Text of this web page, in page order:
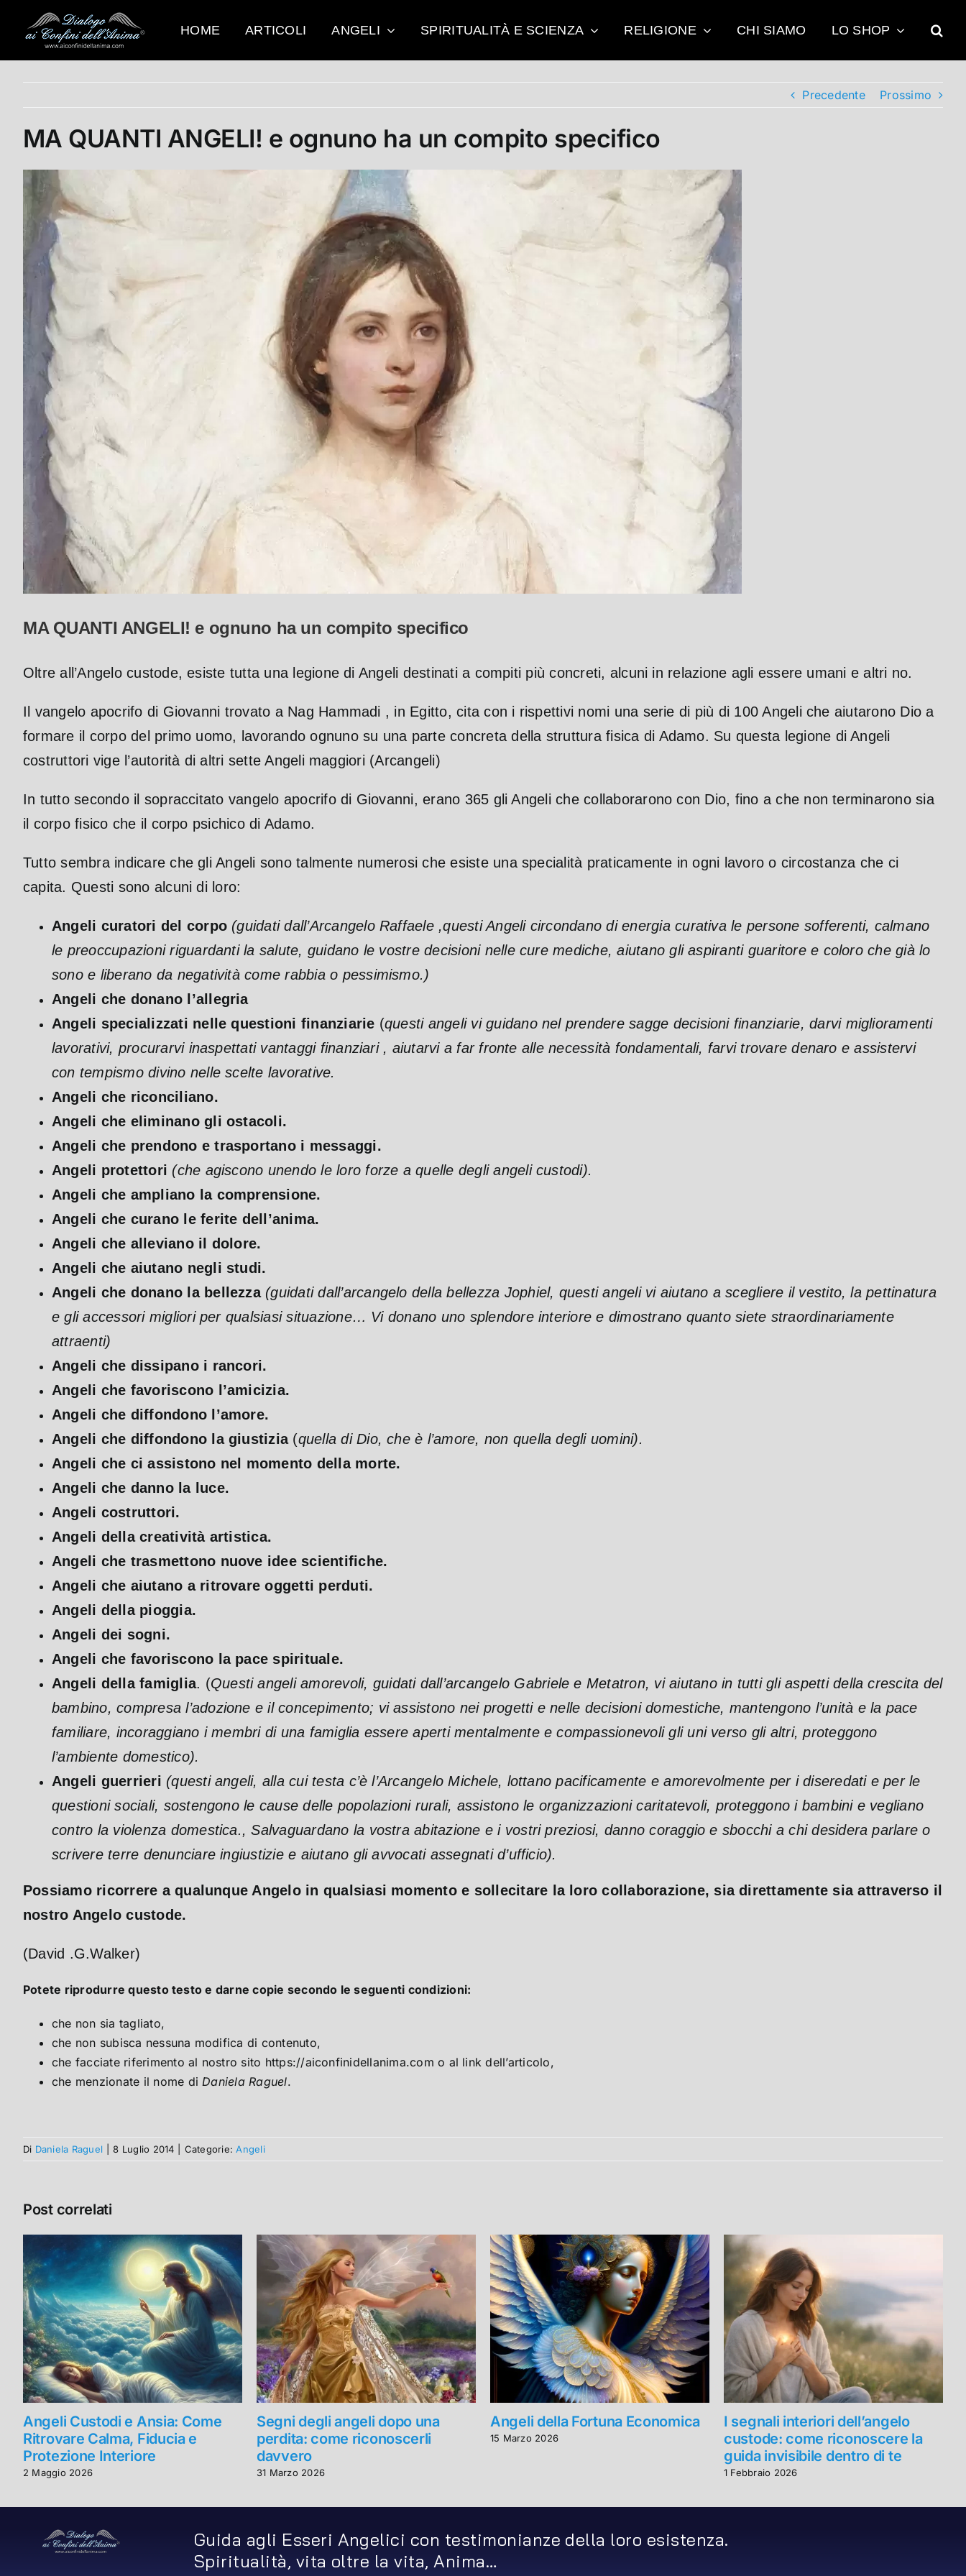
contenuto
HOME ARTICOLI ANGELI SPIRITUALITÀ E SCIENZA RELIGIONE CHI SIAMO LO SHOP
Precedente Prossimo
MA QUANTI ANGELI! e ognuno ha un compito specifico
MA QUANTI ANGELI! e ognuno ha un compito specifico
Oltre all’Angelo custode, esiste tutta una legione di Angeli destinati a compiti più concreti, alcuni in relazione agli essere umani e altri no.
Il vangelo apocrifo di Giovanni trovato a Nag Hammadi , in Egitto, cita con i rispettivi nomi una serie di più di 100 Angeli che aiutarono Dio a
formare il corpo del primo uomo, lavorando ognuno su una parte concreta della struttura fisica di Adamo. Su questa legione di Angeli
costruttori vige l’autorità di altri sette Angeli maggiori (Arcangeli)
In tutto secondo il sopraccitato vangelo apocrifo di Giovanni, erano 365 gli Angeli che collaborarono con Dio, fino a che non terminarono sia
il corpo fisico che il corpo psichico di Adamo.
Tutto sembra indicare che gli Angeli sono talmente numerosi che esiste una specialità praticamente in ogni lavoro o circostanza che ci
capita. Questi sono alcuni di loro:
Angeli curatori del corpo (guidati dall’Arcangelo Raffaele ,questi Angeli circondano di energia curativa le persone sofferenti, calmano
le preoccupazioni riguardanti la salute, guidano le vostre decisioni nelle cure mediche, aiutano gli aspiranti guaritore e coloro che già lo
sono e liberano da negatività come rabbia o pessimismo.)
Angeli che donano l’allegria
Angeli specializzati nelle questioni finanziarie (questi angeli vi guidano nel prendere sagge decisioni finanziarie, darvi miglioramenti
lavorativi, procurarvi inaspettati vantaggi finanziari , aiutarvi a far fronte alle necessità fondamentali, farvi trovare denaro e assistervi
con tempismo divino nelle scelte lavorative.
Angeli che riconciliano.
Angeli che eliminano gli ostacoli.
Angeli che prendono e trasportano i messaggi.
Angeli protettori (che agiscono unendo le loro forze a quelle degli angeli custodi).
Angeli che ampliano la comprensione.
Angeli che curano le ferite dell’anima.
Angeli che alleviano il dolore.
Angeli che aiutano negli studi.
Angeli che donano la bellezza (guidati dall’arcangelo della bellezza Jophiel, questi angeli vi aiutano a scegliere il vestito, la pettinatura
e gli accessori migliori per qualsiasi situazione… Vi donano uno splendore interiore e dimostrano quanto siete straordinariamente
attraenti)
Angeli che dissipano i rancori.
Angeli che favoriscono l’amicizia.
Angeli che diffondono l’amore.
Angeli che diffondono la giustizia(quella di Dio, che è l’amore, non quella degli uomini).
Angeli che ci assistono nel momento della morte.
Angeli che danno la luce.
Angeli costruttori.
Angeli della creatività artistica.
Angeli che trasmettono nuove idee scientifiche.
Angeli che aiutano a ritrovare oggetti perduti.
Angeli della pioggia.
Angeli dei sogni.
Angeli che favoriscono la pace spirituale.
Angeli della famiglia. (Questi angeli amorevoli, guidati dall’arcangelo Gabriele e Metatron, vi aiutano in tutti gli aspetti della crescita del
bambino, compresa l’adozione e il concepimento; vi assistono nei progetti e nelle decisioni domestiche, mantengono l’unità e la pace
familiare, incoraggiano i membri di una famiglia essere aperti mentalmente e compassionevoli gli uni verso gli altri, proteggono
l’ambiente domestico).
Angeli guerrieri (questi angeli, alla cui testa c’è l’Arcangelo Michele, lottano pacificamente e amorevolmente per i diseredati e per le
questioni sociali, sostengono le cause delle popolazioni rurali, assistono le organizzazioni caritatevoli, proteggono i bambini e vegliano
contro la violenza domestica., Salvaguardano la vostra abitazione e i vostri preziosi, danno coraggio e sbocchi a chi desidera parlare o
scrivere terre denunciare ingiustizie e aiutano gli avvocati assegnati d’ufficio).
Possiamo ricorrere a qualunque Angelo in qualsiasi momento e sollecitare la loro collaborazione, sia direttamente sia attraverso il
nostro Angelo custode.
(David .G.Walker)
Potete riprodurre questo testo e darne copie secondo le seguenti condizioni:
che non sia tagliato,
che non subisca nessuna modifica di contenuto,
che facciate riferimento al nostro sito https://aiconfinidellanima.com o al link dell’articolo,
che menzionate il nome diDaniela Raguel.
Di Daniela Raguel 8 Luglio 2014 Categorie:Angeli
Post correlati
Angeli Custodi e Ansia: Come
Ritrovare Calma, Fiducia e
Protezione Interiore
2 Maggio 2026
Segni degli angeli dopo una
perdita: come riconoscerli
davvero
31 Marzo 2026
Angeli della Fortuna Economica
15 Marzo 2026
I segnali interiori dell’angelo
custode: come riconoscere la
guida invisibile dentro di te
1 Febbraio 2026
Guida agli Esseri Angelici con testimonianze della loro esistenza.
Spiritualità, vita oltre la vita, Anima…